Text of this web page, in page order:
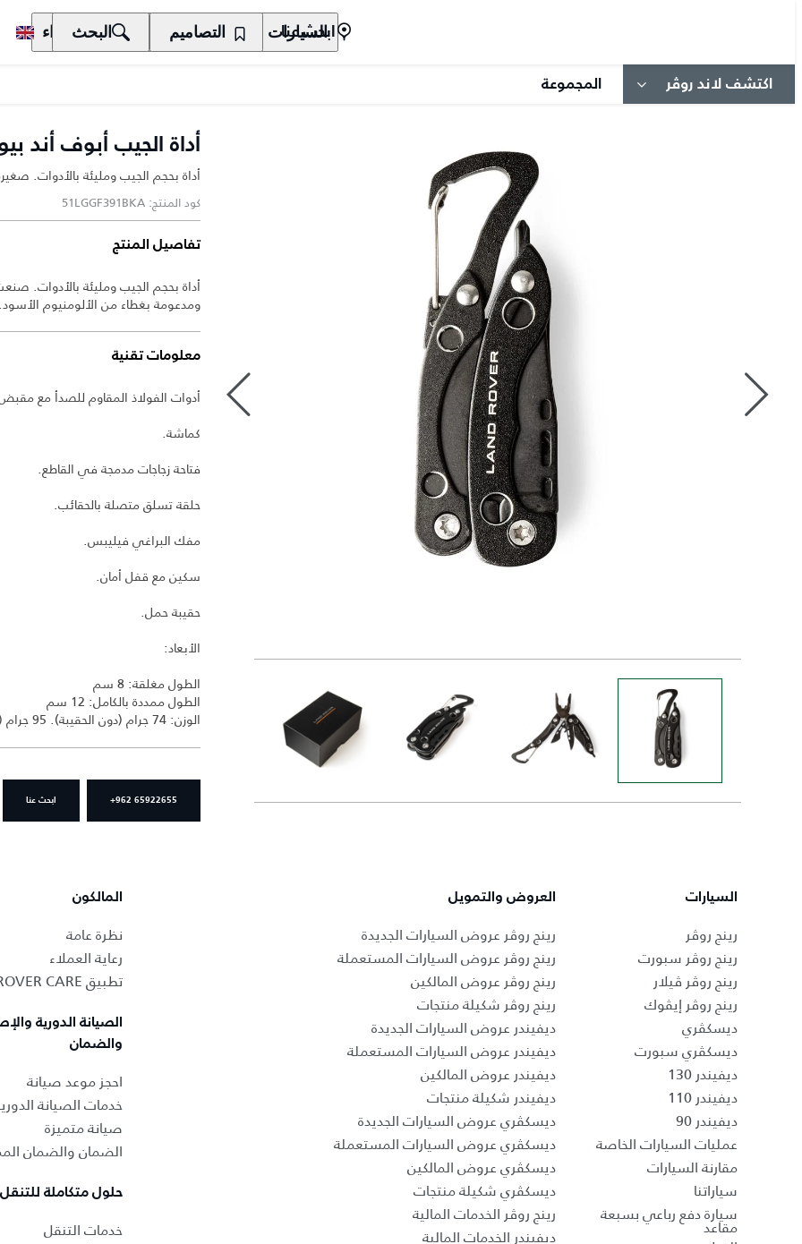
السيارات المالكون الاكتشاف الشراء ابحث عنا التصاميم البحث
اكتشف لاند روڤر المجموعة
أداة الجيب أبوف أند
أداة بحجم الجيب ومليئة بالأدوات.
كود المنتج: 51LGGF391BKA
تفاصيل المنتج
أداة بحجم الجيب ومليئة بالأدوات.
ومدعومة بغطاء من الألومنيوم
معلومات تقنية
أدوات الفولاذ المقاوم للصدأ مع
كماشة.
فتاحة زجاجات مدمجة في القاطع.
حلقة تسلق متصلة بالحقائب.
مفك البراغي فيليبس.
سكين مع قفل أمان.
حقيبة حمل.
الأبعاد:
الطول مغلقة: 8 سم
الطول ممددة بالكامل: 12 سم
الوزن: 74 جرام (دون الحقيبة). 95 جرام (مع الحقيبة)
+962 65922655 ابحث عنا
السيارات
رينج روڤر
رينج روڤر سبورت
رينج روڤر ڤيلار
رينج روڤر إيڤوك
ديسكڤري
ديسكڤري سبورت
ديفيندر 130
ديفيندر 110
ديفيندر 90
عمليات السيارات الخاصة
مقارنة السيارات
سياراتنا
سيارة دفع رباعي بسبعة
مقاعد
العروض والتمويل
رينج روڤر عروض السيارات الجديدة
رينج روڤر عروض السيارات المستعملة
رينج روڤر عروض المالكين
رينج روڤر شكيلة منتجات
ديفيندر عروض السيارات الجديدة
ديفيندر عروض السيارات المستعملة
ديفيندر عروض المالكين
ديفيندر شكيلة منتجات
ديسكڤري عروض السيارات الجديدة
ديسكڤري عروض السيارات المستعملة
ديسكڤري عروض المالكين
ديسكڤري شكيلة منتجات
رينج روڤر الخدمات المالية
ديفيندر الخدمات المالية
المالكون
نظرة عامة
رعاية العملاء
تطبيق LAND ROVER CARE
الصيانة الدورية
والضمان
احجز موعد صيانة
خدمات الصيانة
صيانة متميزة
الضمان والضمان
حلول متكاملة للتنقل
خدمات التنقل